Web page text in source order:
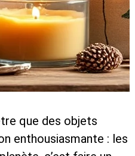
que des objets
enthousiasmante : les